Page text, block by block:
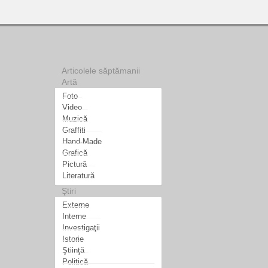
Articolele săptămanii
Artă
Foto
Video
Muzică
Graffiti
Hand-Made
Grafică
Pictură
Literatură
Ştiri
Externe
Interne
Investigaţii
Istorie
Ştiinţă
Politică